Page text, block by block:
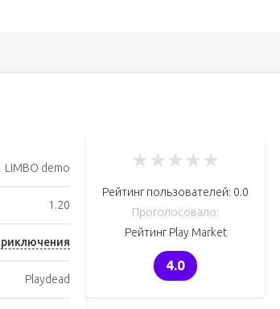
LIMBO demo
1.20
Playdead
★★★★★
Рейтинг пользователей: 0.0
Проголосовало:
Рейтинг Play Market
4.0